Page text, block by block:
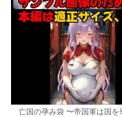
亡国の孕み袋 〜帝国軍は国